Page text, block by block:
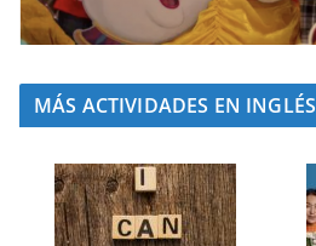
MÁS ACTIVIDADES EN INGLÉS